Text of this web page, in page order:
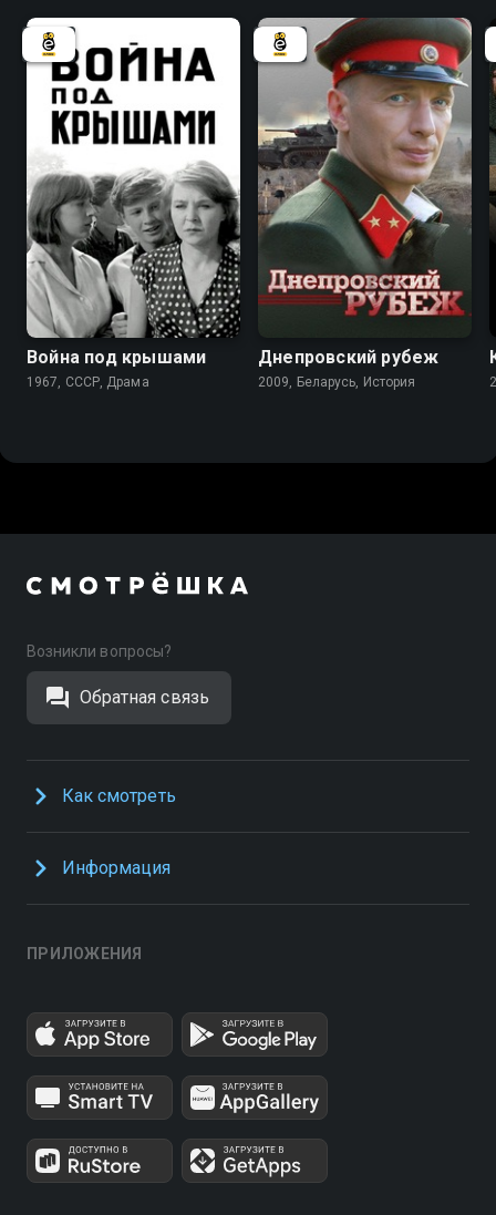
6.2
Война под крышами
1967, СССР, Драма
6.5
Днепровский рубеж
2009, Беларусь, История
Возникли вопросы?
Обратная связь
Как смотреть
Информация
ПРИЛОЖЕНИЯ